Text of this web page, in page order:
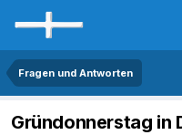
Fragen und Antworten
Gründonnerstag in